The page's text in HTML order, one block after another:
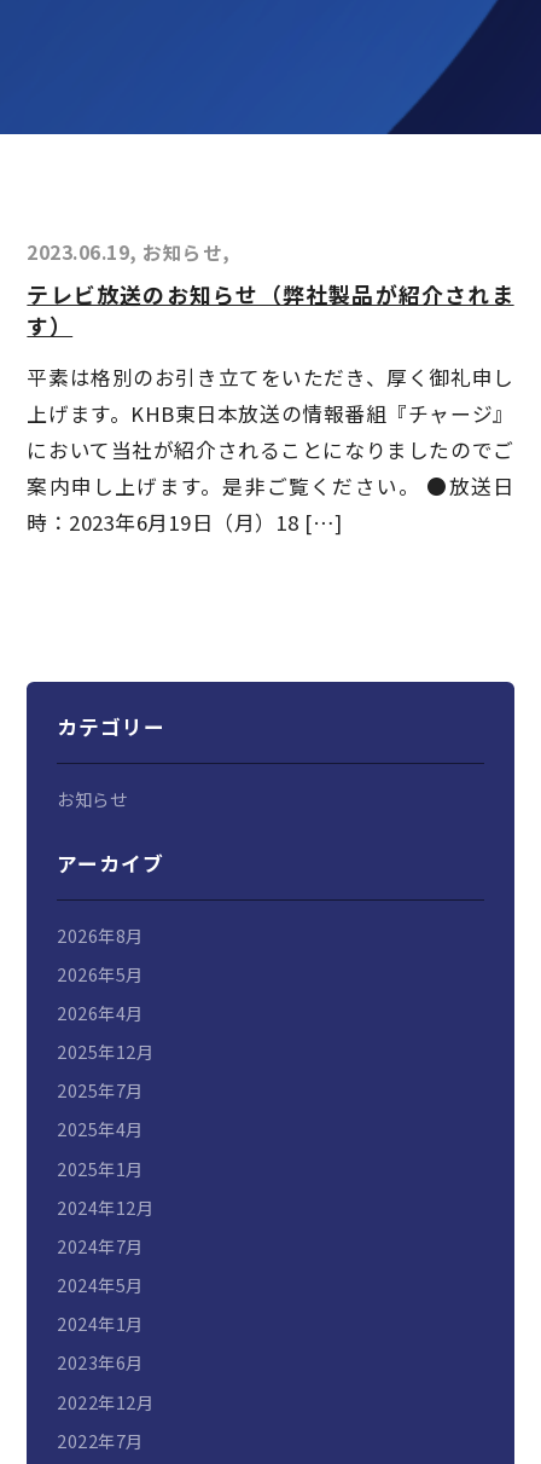
2023.06.19, お知らせ,
テレビ放送のお知らせ（弊社製品が紹介されま
す）
平素は格別のお引き立てをいただき、厚く御礼申し
上げます。KHB東日本放送の情報番組『チャージ』
において当社が紹介されることになりましたのでご
案内申し上げます。是非ご覧ください。 ●放送日
時：2023年6月19日（月）18 […]
カテゴリー
お知らせ
アーカイブ
2026年8月
2026年5月
2026年4月
2025年12月
2025年7月
2025年4月
2025年1月
2024年12月
2024年7月
2024年5月
2024年1月
2023年6月
2022年12月
2022年7月